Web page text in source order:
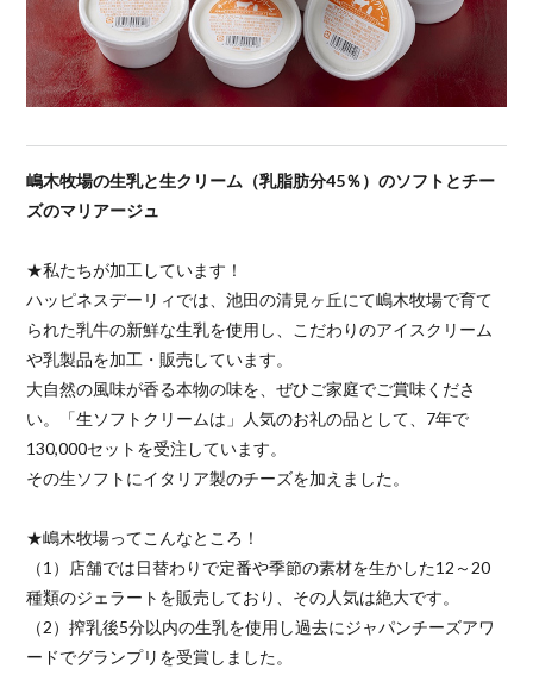
嶋木牧場の生乳と生クリーム（乳脂肪分45％）のソフトとチー
ズのマリアージュ
★私たちが加工しています！
ハッピネスデーリィでは、池田の清見ヶ丘にて嶋木牧場で育て
られた乳牛の新鮮な生乳を使用し、こだわりのアイスクリーム
や乳製品を加工・販売しています。
大自然の風味が香る本物の味を、ぜひご家庭でご賞味くださ
い。「生ソフトクリームは」人気のお礼の品として、7年で
130,000セットを受注しています。
その生ソフトにイタリア製のチーズを加えました。
★嶋木牧場ってこんなところ！
（1）店舗では日替わりで定番や季節の素材を生かした12～20
種類のジェラートを販売しており、その人気は絶大です。
（2）搾乳後5分以内の生乳を使用し過去にジャパンチーズアワ
ードでグランプリを受賞しました。